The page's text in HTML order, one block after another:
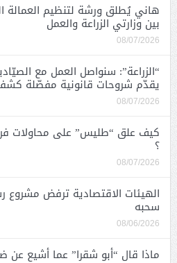
هاني يُطلق ورشة لتنظيم العمالة
بين وزارتي الزراعة والعمل
08/07/2026
“الزراعة”: سنواصل العمل مع
يقدّم شروحات قانونية مفصّلة
08/07/2026
كيف علق “طليس” على محاولات
؟
08/07/2026
الهيئات الاقتصادية ترفض مشروع
سحبه
08/06/2026
ماذا قال “أبو شقرا” عما أشيع عن